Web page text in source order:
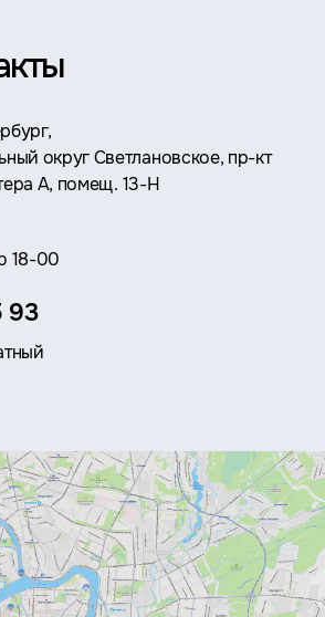
округ Светлановское, пр-кт
А, помещ. 13-Н
18-00
93